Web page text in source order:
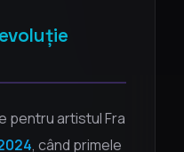
pentru artistul Fra
, când primele